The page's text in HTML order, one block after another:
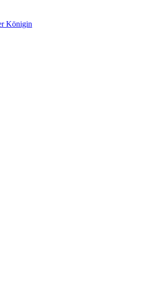
Königin